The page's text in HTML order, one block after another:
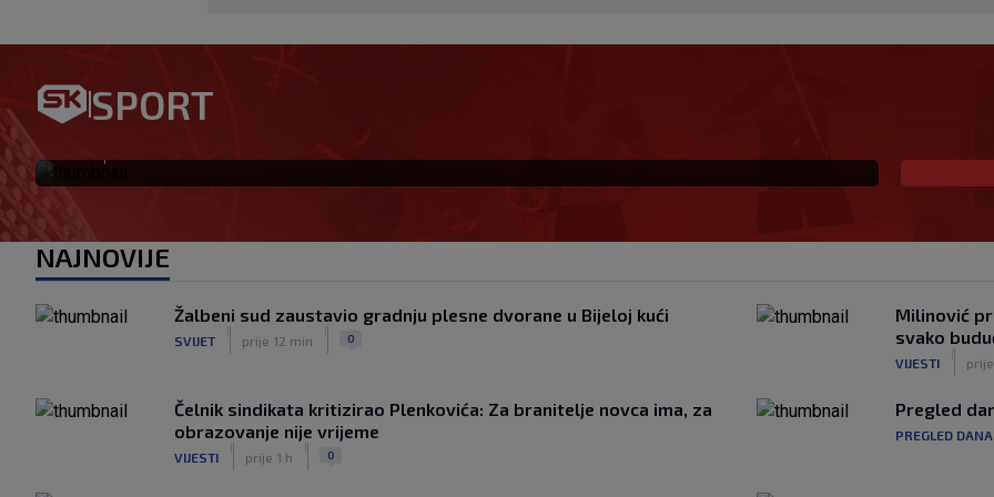
SPORT
možeš prevariti. Sam sam svoj gazda, radit ću po
svom
NAJNOVIJE
Žalbeni sud zaustavio gradnju plesne dvorane u Bijeloj kući
SVIJET prije 12 min 0
Milinović
svako
VIJESTI
Čelnik sindikata kritizirao Plenkovića: Za branitelje novca ima, za
obrazovanje nije vrijeme
VIJESTI prije 1 h 0
Pregled
PREGLED DANA